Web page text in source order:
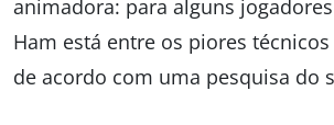
animadora: para alguns
Ham está entre os piores
de acordo com uma pesquisa do